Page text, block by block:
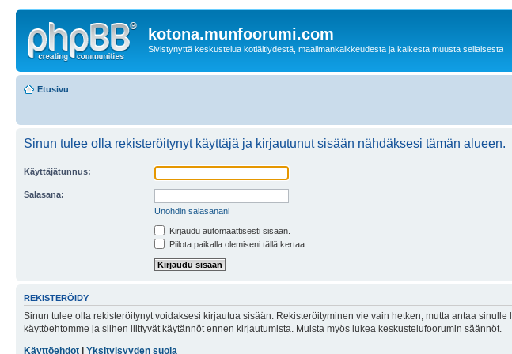
kotona.munfoorumi.com
Sivistynyttä keskustelua kotiäitiydestä, maailmankaikkeudesta ja kaikesta muusta sellaisesta
Etusivu
Sinun tulee olla rekisteröitynyt käyttäjä ja kirjautunut sisään nähdäksesi tämän alueen.
Käyttäjätunnus:
Salasana:
Unohdin salasanani
Kirjaudu automaattisesti sisään.
Piilota paikalla olemiseni tällä kertaa
REKISTERÖIDY
Sinun tulee olla rekisteröitynyt voidaksesi kirjautua sisään. Rekisteröityminen vie vain hetken, mutta antaa
käyttöehtomme ja siihen liittyvät käytännöt ennen kirjautumista. Muista myös lukea keskustelufoorumin säännöt.
Käyttöehdot
Yksityisyyden suoja